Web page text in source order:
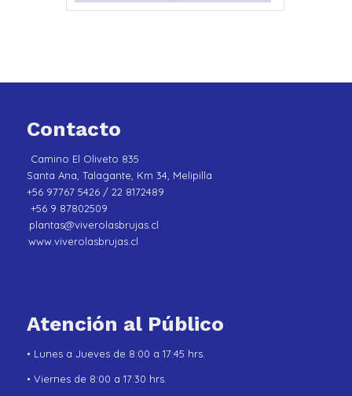
Contacto
Camino El Oliveto 835
Santa Ana, Talagante, Km 34, Melipilla
+56 97767 5426 / 22 8172489
+56 9 87802509
plantas@viverolasbrujas.cl
www.viverolasbrujas.cl
Atención al Público
• Lunes a Jueves de 8:00 a 17:45 hrs.
• Viernes de 8:00 a 17:30 hrs.